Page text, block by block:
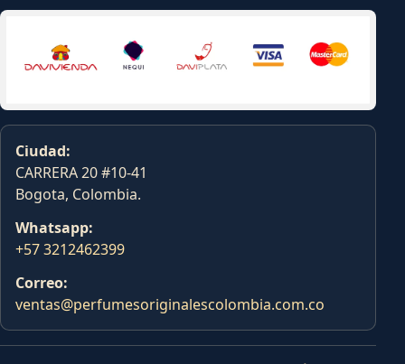
Ciudad:
CARRERA 20 #10-41
Bogota, Colombia.
Whatsapp:
+57 3212462399
Correo:
ventas@perfumesoriginalescolombia.com.co